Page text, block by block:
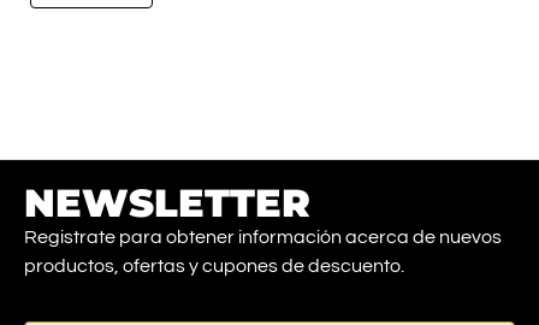
NEWSLETTER
Registrate para obtener información acerca de nuevos
productos, ofertas y cupones de descuento.